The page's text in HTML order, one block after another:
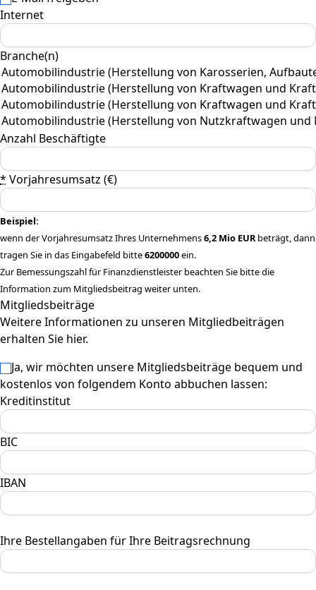
Internet
Branche(n)
Anzahl Beschäftigte
* Vorjahresumsatz (€)
Beispiel:
wenn der Vorjahresumsatz Ihres Unternehmens6,2 Mio EURbeträgt, dann
tragen Sie in das Eingabefeld bitte6200000ein.
Zur Bemessungszahl für Finanzdienstleister beachten Sie bitte die
Information zum Mitgliedsbeitrag weiter unten.
Mitgliedsbeiträge
Weitere Informationen zu unseren Mitgliedbeiträgen
erhalten Sie hier.
Ja, wir möchten unsere Mitgliedsbeiträge bequem und
kostenlos von folgendem Konto abbuchen lassen:
Kreditinstitut
BIC
IBAN
Ihre Bestellangaben für Ihre Beitragsrechnung